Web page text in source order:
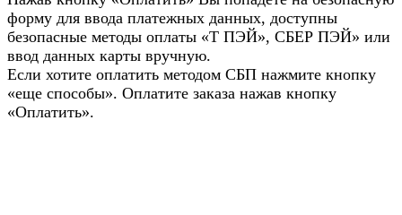
форму для ввода платежных данных, доступны
безопасные методы оплаты «Т ПЭЙ», СБЕР ПЭЙ» или
ввод данных карты вручную.
Если хотите оплатить методом СБП нажмите кнопку
«еще способы». Оплатите заказа нажав кнопку
«Оплатить».